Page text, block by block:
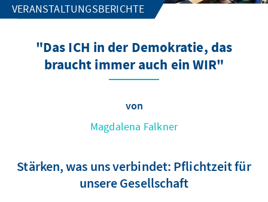
VERANSTALTUNGSBERICHTE
"Das ICH in der Demokratie, das
braucht immer auch ein WIR"
von
Magdalena Falkner
Stärken, was uns verbindet: Pflichtzeit für
unsere Gesellschaft